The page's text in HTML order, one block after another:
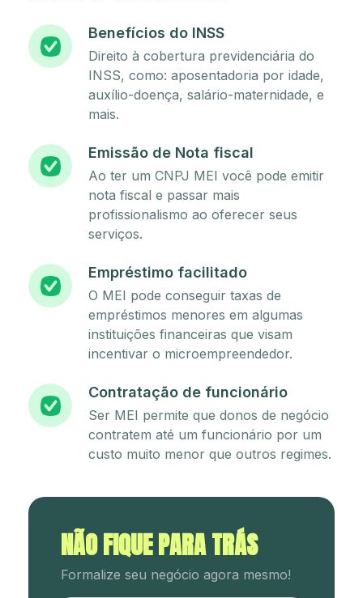
Benefícios do INSS
Direito à cobertura previdenciária do
INSS, como: aposentadoria por idade,
auxílio-doença, salário-maternidade, e
mais.
Emissão de Nota fiscal
Ao ter um CNPJ MEI você pode emitir
nota fiscal e passar mais
profissionalismo ao oferecer seus
serviços.
Empréstimo facilitado
O MEI pode conseguir taxas de
empréstimos menores em algumas
instituições financeiras que visam
incentivar o microempreendedor.
Contratação de funcionário
Ser MEI permite que donos de negócio
contratem até um funcionário por um
custo muito menor que outros regimes.
NÃO FIQUE PARA TRÁS
Formalize seu negócio agora mesmo!